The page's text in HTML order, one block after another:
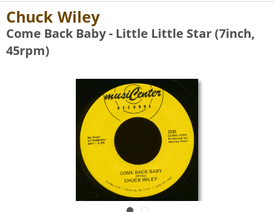
Chuck Wiley
Come Back Baby - Little Little Star (7inch,
45rpm)